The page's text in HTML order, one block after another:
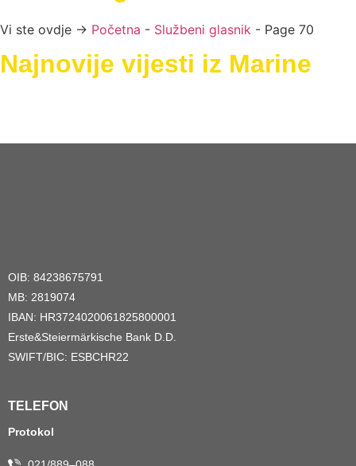
Vi ste ovdje → Početna - Službeni glasnik - Page 70
Najnovije vijesti iz Marine
OIB: 84238675791
MB: 2819074
IBAN: HR3724020061825800001
Erste&Steiermärkische Bank D.D.
SWIFT/BIC: ESBCHR22
TELEFON
Protokol